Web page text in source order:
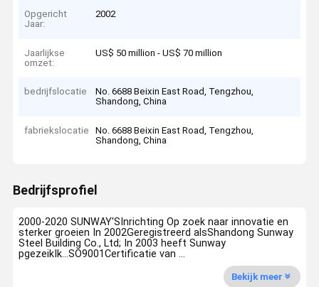
Opgericht
Jaar:
2002
Jaarlijkse
omzet:
US$ 50 million - US$ 70 million
bedrijfslocatie
No. 6688 Beixin East Road, Tengzhou,
Shandong, China
fabriekslocatie
No. 6688 Beixin East Road, Tengzhou,
Shandong, China
Bedrijfsprofiel
2000-2020 SUNWAY'SInrichting Op zoek naar innovatie en
sterker groeien In 2002Geregistreerd alsShandong Sunway
Steel Building Co., Ltd; In 2003 heeft Sunway
pgezeikIk...SO9001Certificatie van ...
Bekijk meer